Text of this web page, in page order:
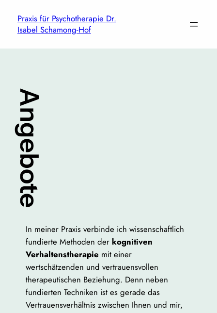
Inhalt
springen
Praxis für Psychotherapie Dr.
Isabel Schamong-Hof
Angebote
In meiner Praxis verbinde ich wissenschaftlich
fundierte Methoden der kognitiven
Verhaltenstherapie mit einer
wertschätzenden und vertrauensvollen
therapeutischen Beziehung. Denn neben
fundierten Techniken ist es gerade das
Vertrauensverhältnis zwischen Ihnen und mir,